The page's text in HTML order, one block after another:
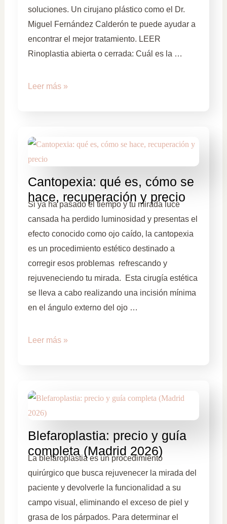
soluciones. Un cirujano plástico como el Dr.
Miguel Fernández Calderón te puede ayudar a
encontrar el mejor tratamiento. LEER
Rinoplastia abierta o cerrada: Cuál es la …
Leer más »
Cantopexia: qué es, cómo se
hace, recuperación y precio
Si ya ha pasado el tiempo y tu mirada luce
cansada ha perdido luminosidad y presentas el
efecto conocido como ojo caído, la cantopexia
es un procedimiento estético destinado a
corregir esos problemas refrescando y
rejuveneciendo tu mirada. Esta cirugía estética
se lleva a cabo realizando una incisión mínima
en el ángulo externo del ojo …
Leer más »
Blefaroplastia: precio y guía
completa (Madrid 2026)
La blefaroplastia es un procedimiento
quirúrgico que busca rejuvenecer la mirada del
paciente y devolverle la funcionalidad a su
campo visual, eliminando el exceso de piel y
grasa de los párpados. Para determinar el